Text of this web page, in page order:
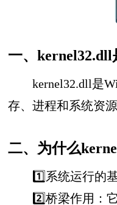
一、kernel32.dll
kernel32.dll是
存、进程和系统资
二、为什么
1️⃣系统运行的
2️⃣桥梁作用：